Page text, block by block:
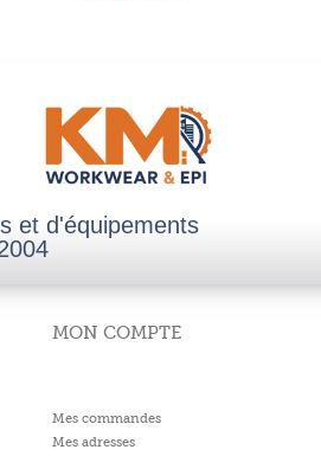
et d'équipements
MON COMPTE
Mes commandes
Mes adresses